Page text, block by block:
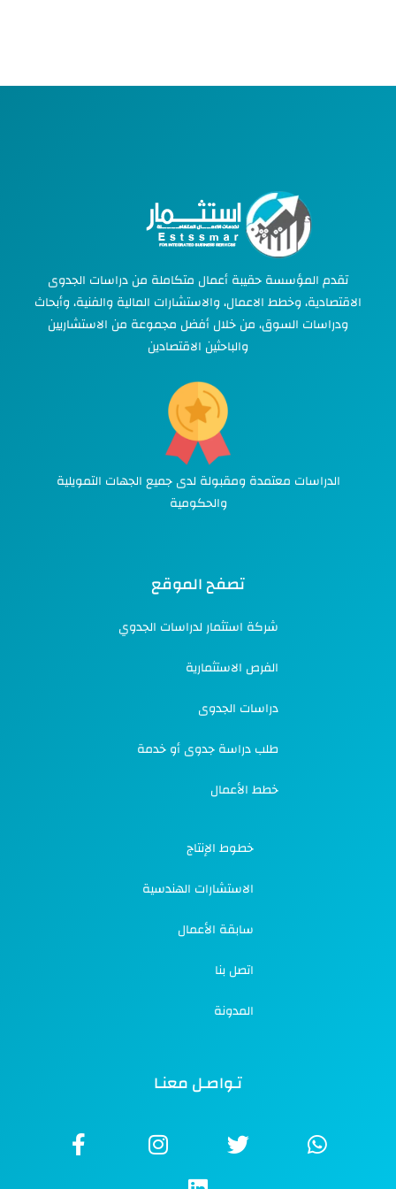
تقدم المؤسسة حقيبة أعمال متكاملة من دراسات الجدوى
الاقتصادية، وخطط الاعمال، والاستشارات المالية والفنية، وأبحاث
ودراسات السوق، من خلال أفضل مجموعة من الاستشاريين
والباحثين الاقتصادين
الدراسات معتمدة ومقبولة لدى جميع الجهات التمويلية
والحكومية
تصفح الموقع
شركة استثمار لدراسات الجدوي
الفرص الاستثمارية
دراسات الجدوى
طلب دراسة جدوى أو خدمة
خطط الأعمال
خطوط الإنتاج
الاستشارات الهندسية
سابقة الأعمال
اتصل بنا
المدونة
تـواصـل معنـا